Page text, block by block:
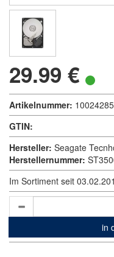
29.99 €
Artikelnummer: 10024285
GTIN:
Hersteller: Seagate
Herstellernummer:
Im Sortiment seit
in